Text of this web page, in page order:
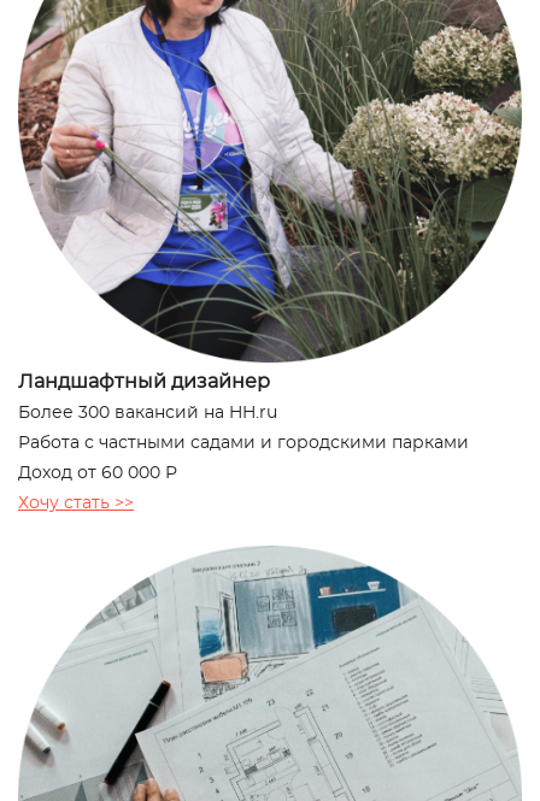
Ландшафтный дизайнер
Более 300 вакансий на HH.ru
Работа с частными садами и городскими парками
Доход от 60 000 Р
Хочу стать >>